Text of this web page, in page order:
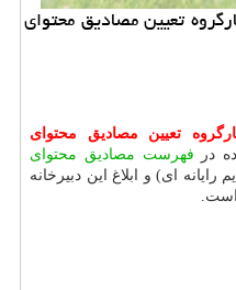
تعیین مصادیق محتوای
تعیین مصادیق محتوای
در فهرست مصادیق محتوای
جرایم رایانه ای) و ابلاغ این دبیرخانه
است.